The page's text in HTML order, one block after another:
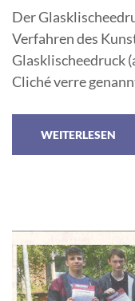
Der
Verfahren des
Glasklischeedruck
Cliché verre
WEITERLESEN